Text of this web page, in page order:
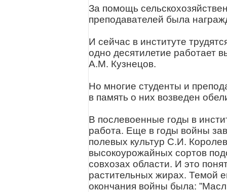
За помощь
преподавателей была
И сейчас в институте
одно десятилетие работает
А.М. Кузнецов.
Но многие студенты и
в память о них возведен
В послевоенные годы в
работа. Еще в годы войны
полевых культур С.И.
высокоурожайных сортов
совхозах области. И это
растительных жирах. Темой
окончания войны была: